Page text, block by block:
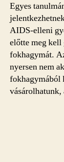
Egyes
AIDS-elleni
előtte meg
fokhagymát.
nyersen nem
fokhagymából